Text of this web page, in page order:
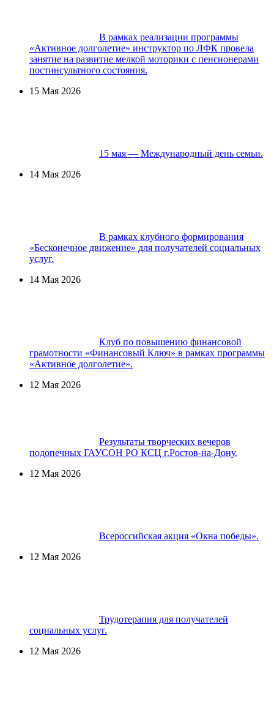
В рамках реализации программы
«Активное долголетие» инструктор по ЛФК провела
занятие на развитие мелкой моторики с пенсионерами
постинсультного состояния.
15 Мая 2026
15 мая — Международный день семьи.
14 Мая 2026
В рамках клубного формирования
«Бесконечное движение» для получателей социальных
услуг.
14 Мая 2026
Клуб по повышению финансовой
грамотности «Финансовый Ключ» в рамках программы
«Активное долголетие».
12 Мая 2026
Результаты творческих вечеров
подопечных ГАУСОН РО КСЦ г.Ростов-на-Дону.
12 Мая 2026
Всероссийская акция «Окна победы».
12 Мая 2026
Трудотерапия для получателей
социальных услуг.
12 Мая 2026